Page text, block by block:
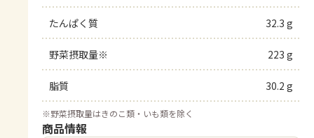
たんぱく質 32.3 g
野菜摂取量※ 223 g
脂質 30.2 g
※野菜摂取量はきのこ類・いも類を除く
商品情報